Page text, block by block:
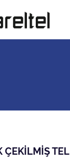
ÇEKİLMİŞ TEL